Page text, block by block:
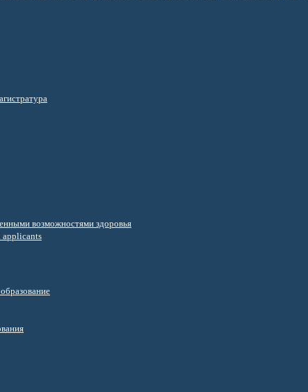
возможностями здоровья
applicants